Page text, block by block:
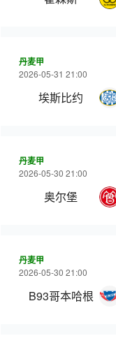
丹麦甲
2026-05-31 21:00
埃斯比约
丹麦甲
2026-05-30 21:00
奥尔堡
丹麦甲
2026-05-30 21:00
B93哥本哈根